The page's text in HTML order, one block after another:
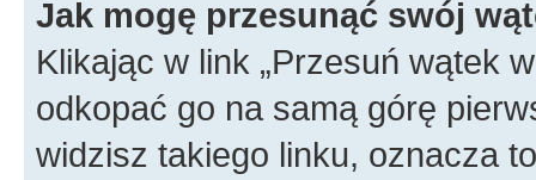
Jak mogę przesunąć swój
Klikając w link „Przesuń wątek
odkopać go na samą górę
widzisz takiego linku, oznacza